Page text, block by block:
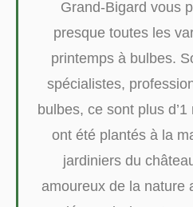
Grand-Bigard vous
presque toutes les
printemps à bulbes.
spécialistes,
bulbes, ce sont plus
ont été plantés à la
jardiniers du
amoureux de la nature